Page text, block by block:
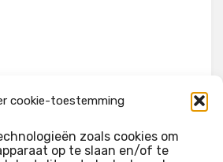
cookie-toestemming
zoals cookies om
op te slaan en/of te